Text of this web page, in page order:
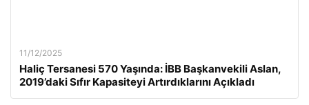
11/12/2025
Haliç Tersanesi 570 Yaşında: İBB Başkanvekili Aslan,
2019’daki Sıfır Kapasiteyi Artırdıklarını Açıkladı